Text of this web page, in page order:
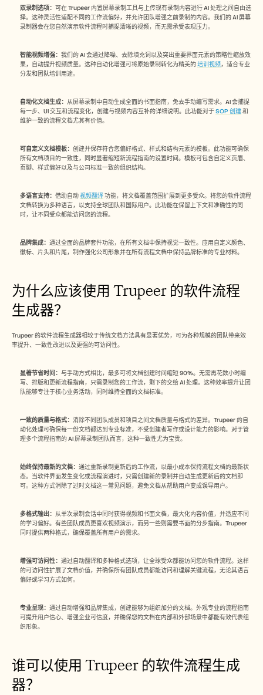
双录制选项： 可在 Trupeer 内置屏幕录制工具与上传现有录制内容进行 AI 处理之间自由选
择。这种灵活性适配不同的工作流偏好，并允许团队增强之前录制的内容。我们的 AI 屏幕
录制器会在您自然演示软件流程时捕捉清晰的视频，而无需承受表现压力。
智能视频增强： 我们的 AI 会通过降噪、去除填充词以及突出重要界面元素的策略性缩放效
果，自动提升视频质量。这种自动化增强可将原始录制转化为精美的 培训视频，适合专业
分发和团队培训用途。
自动化文档生成： 从屏幕录制中自动生成全面的书面指南，免去手动编写需求。AI 会捕捉
每一步、UI 交互和流程变化，创建与视频内容互补的详细说明。此功能对于 SOP 创建 和
维护一致的流程文档尤其有价值。
可自定义文档模板： 创建并保存符合您偏好格式、样式和结构元素的模板。此功能可确保
所有文档项目的一致性，同时显著缩短新流程指南的设置时间。模板可包含自定义页眉、
页脚、样式偏好以及与公司标准一致的组织结构。
多语言支持： 借助自动 视频翻译 功能，将文档覆盖范围扩展到更多受众。将您的软件流程
文档转换为多种语言，以支持全球团队和国际用户。此功能在保留上下文和准确性的同
时，让不同受众都能访问您的流程。
品牌集成： 通过全面的品牌套件功能，在所有文档中保持视觉一致性。应用自定义颜色、
徽标、片头和片尾，制作强化公司形象并在所有流程文档中保持品牌标准的专业材料。
为什么应该使用 Trupeer 的软件流程
生成器？
Trupeer 的软件流程生成器相较于传统文档方法具有显著优势，可为各种规模的团队带来效
率提升、一致性改进以及更强的可访问性。
显著节省时间： 与手动方式相比，最多可将文档创建时间缩短 90%。无需再花数小时编
写、排版和更新流程指南，只需录制您的工作流，剩下的交给 AI 处理。这种效率提升让团
队能够专注于核心业务活动，同时维持全面的文档标准。
一致的质量与格式： 消除不同团队成员和项目之间文档质量与格式的差异。Trupeer 的自
动化处理可确保每一份文档都达到专业标准，不受创建者写作或设计能力的影响。对于管
理多个流程指南的 AI 屏幕录制团队而言，这种一致性尤为宝贵。
始终保持最新的文档： 通过重新录制更新后的工作流，以最小成本保持流程文档的最新状
态。当软件界面发生变化或流程演进时，只需创建新的录制并自动生成更新后的文档即
可。这种方式消除了过时文档这一常见问题，避免文档从帮助用户变成误导用户。
多格式输出： 从单次录制会话中同时获得视频和书面文档，最大化内容价值，并适应不同
的学习偏好。有些团队成员更喜欢视频演示，而另一些则需要书面的分步指南。Trupeer
同时提供两种格式，确保覆盖所有用户的需求。
增强可访问性： 通过自动翻译和多种格式选项，让全球受众都能访问您的软件流程。这样
的可访问性扩展了文档价值，并确保所有团队成员都能访问和理解关键流程，无论其语言
偏好或学习方式如何。
专业呈现： 通过自动增强和品牌集成，创建能够为组织加分的文档。外观专业的流程指南
可提升用户信心、增强企业可信度，并确保您的文档在内部和外部场景中都能有效代表组
织形象。
谁可以使用 Trupeer 的软件流程生成
器？